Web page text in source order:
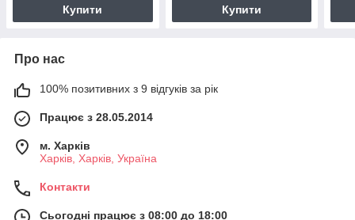
Купити Купити
Про нас
100% позитивних з 9 відгуків за рік
Працює з 28.05.2014
м. Харків
Харків, Харків, Україна
Контакти
Сьогодні працює з 08:00 до 18:00